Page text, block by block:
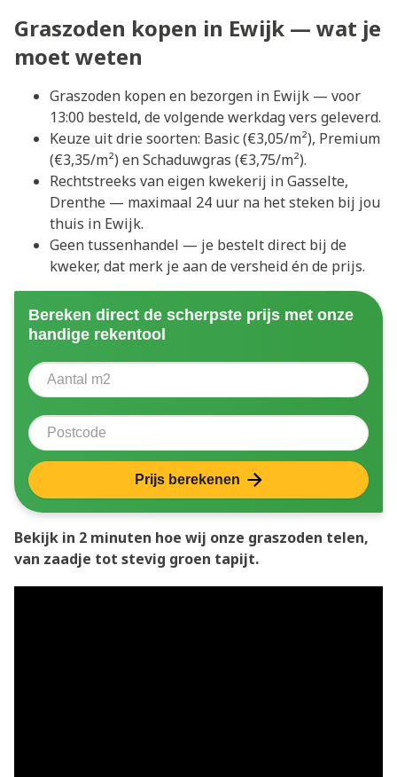
Graszoden kopen in Ewijk — wat je
moet weten
Graszoden kopen en bezorgen in Ewijk — voor
13:00 besteld, de volgende werkdag vers geleverd.
Keuze uit drie soorten: Basic (€3,05/m²), Premium
(€3,35/m²) en Schaduwgras (€3,75/m²).
Rechtstreeks van eigen kwekerij in Gasselte,
Drenthe — maximaal 24 uur na het steken bij jou
thuis in Ewijk.
Geen tussenhandel — je bestelt direct bij de
kweker, dat merk je aan de versheid én de prijs.
Bereken direct de scherpste prijs met onze
handige rekentool
Aantal vierkante meter
Postcode
Prijs berekenen
Bekijk in 2 minuten hoe wij onze graszoden telen,
van zaadje tot stevig groen tapijt.